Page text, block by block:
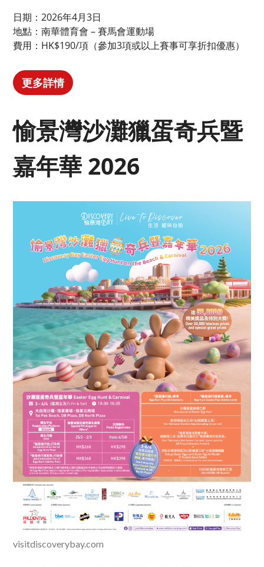
日期：2026年4月3日
地點：南華體育會 – 賽馬會運動場
費用：HK$190/項（參加3項或以上賽事可享折扣優惠）
更多詳情
愉景灣沙灘獵蛋奇兵暨
嘉年華 2026
visitdiscoverybay.com